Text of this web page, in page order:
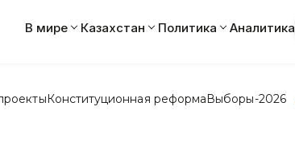
В мире Казахстан Политика Аналитика
Конституционная реформаВыборы-2026